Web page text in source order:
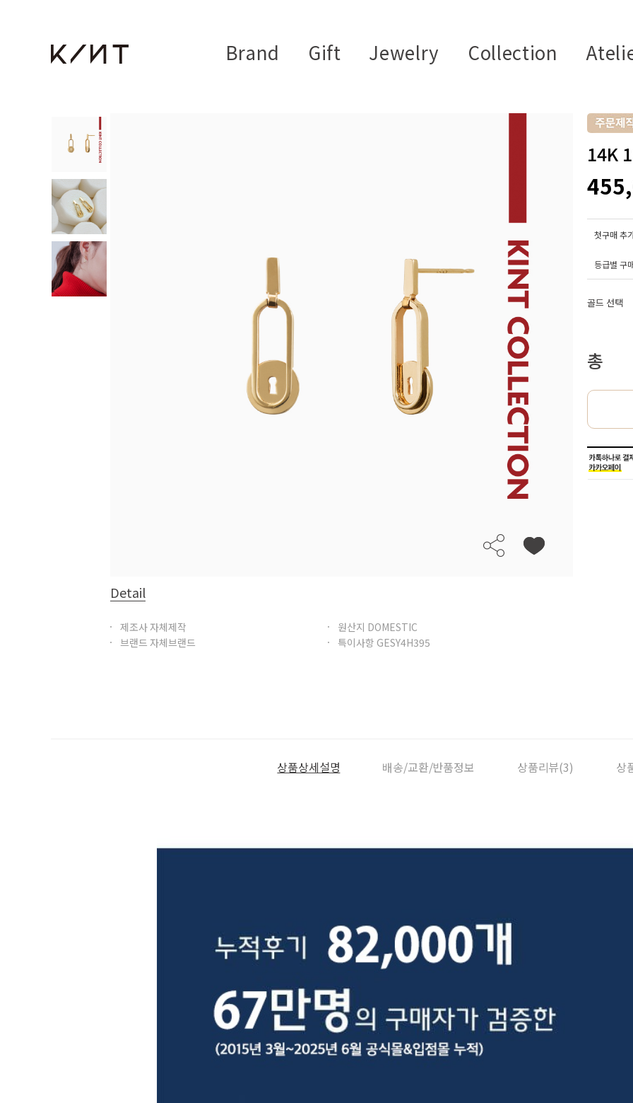
Brand Gift Jewelry Collection
Detail
제조사 자체제작
원산지 DOMESTIC
브랜드 자체브랜드
특이사항 GESY4H395
14K
첫구매 추
등급별 구
골드 선택
총
상품상세설명 배송/교환/반품정보 상품리뷰(3) 상